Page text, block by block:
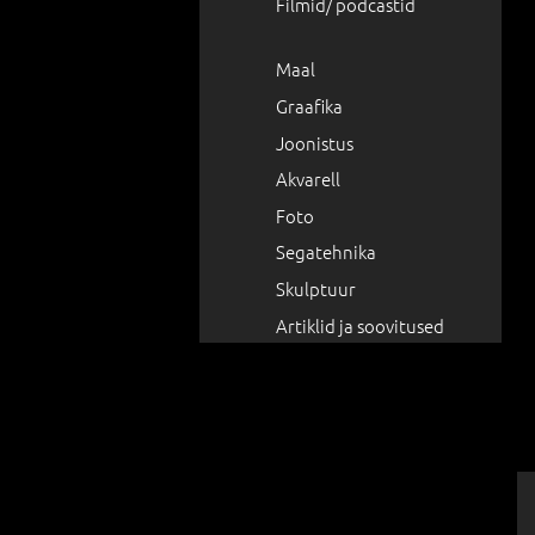
Maal
Graafika
Joonistus
Akvarell
Foto
Segatehnika
Skulptuur
Artiklid ja soovitused